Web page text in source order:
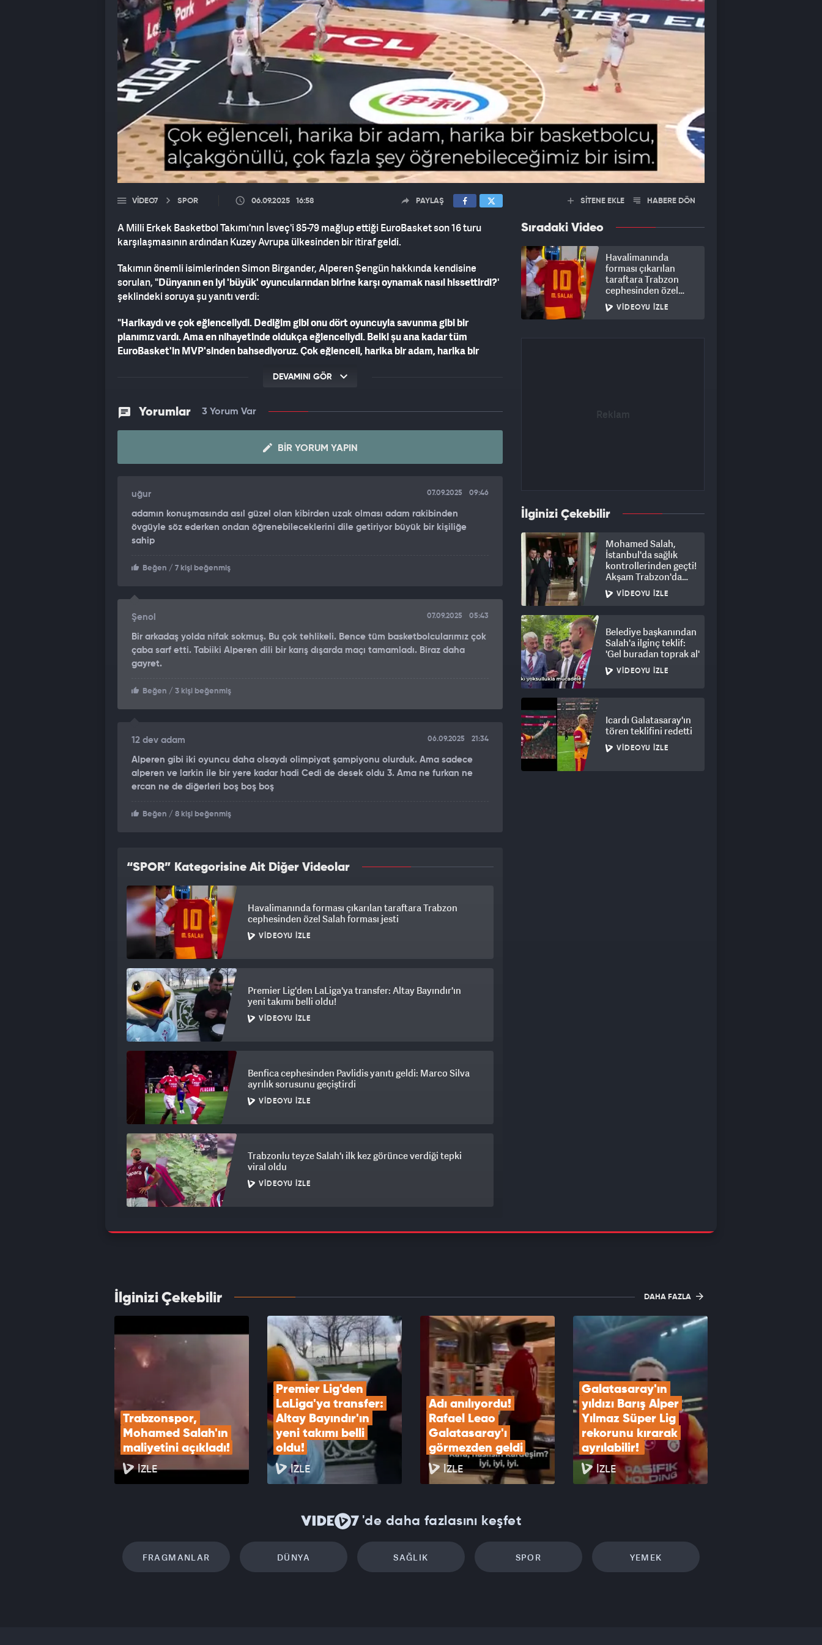
VIDEO7 SPOR 06.09.2025 16:58 PAYLAŞ
A Milli Erkek Basketbol Takımı'nın İsveç'i 85-79 mağlup ettiği EuroBasket son 16 turu
karşılaşmasının ardından Kuzey Avrupa ülkesinden bir itiraf geldi.
Takımın önemli isimlerinden Simon Birgander, Alperen Şengün hakkında kendisine
sorulan, "Dünyanın en iyi 'büyük' oyuncularından birine karşı oynamak nasıl hissettirdi?'
şeklindeki soruya şu yanıtı verdi:
"Harikaydı ve çok eğlenceliydi. Dediğim gibi onu dört oyuncuyla savunma gibi bir
planımız vardı. Ama en nihayetinde oldukça eğlenceliydi. Belki şu ana kadar tüm
EuroBasket'in MVP'sinden bahsediyoruz. Çok eğlenceli, harika bir adam, harika bir
Birgander, son dakikalara kadar Türkiye karşısında baskılı oynadıklarını belirtirken,
İsveç Milli Takımı'nın geleceğiyle ilgili mutlu olduğunu ifade etti:
Bir sonraki EuroBasket'te veya Dünya Şampiyonası'na kadar vaktimiz olduğunu
düşünüyorum, belki daha iyisini yapabiliriz.
katkı sağlayan isimler arasındaydı. 14 sayı, 13 ribaund, 4 asistlik istatistikle maçı
tamamladı.
Türkiye, çeyrek finalde Polonya - Bosna-Hersek maçının galibiyle kozlarını paylaşacak.
DEVAMINI GÖR
Yorumlar 3 Yorum Var
BIR YORUM YAPIN
uğur 07.09.2025 09:46
adamın konuşmasında asıl güzel olan kibirden uzak olması adam rakibinden
övgüyle söz ederken ondan öğrenebileceklerini dile getiriyor büyük bir kişiliğe
sahip
Beğen / 7 kişi beğenmiş
Şenol 07.09.2025 05:43
Bir arkadaş yolda nifak sokmuş. Bu çok tehlikeli. Bence tüm basketbolcularımız çok
çaba sarf etti. Tabiiki Alperen dili bir karış dışarda maçı tamamladı. Biraz daha
gayret.
Beğen / 3 kişi beğenmiş
12 dev adam 06.09.2025 21:34
Alperen gibi iki oyuncu daha olsaydı olimpiyat şampiyonu olurduk. Ama sadece
alperen ve larkin ile bir yere kadar hadi Cedi de desek oldu 3. Ama ne furkan ne
ercan ne de diğerleri boş boş boş
Beğen / 8 kişi beğenmiş
“SPOR” Kategorisine Ait Diğer Videolar
Havalimanında forması çıkarılan taraftara Trabzon
cephesinden özel Salah forması jesti
VIDEOYU İZLE
Premier Lig'den LaLiga'ya transfer: Altay Bayındır'ın
yeni takımı belli oldu!
VIDEOYU İZLE
Benfica cephesinden Pavlidis yanıtı geldi: Marco Silva
ayrılık sorusunu geçiştirdi
VIDEOYU İZLE
Trabzonlu teyze Salah'ı ilk kez görünce verdiği tepki
viral oldu
VIDEOYU İZLE
Galatasaray'ın yıldızı Barış Alper Yılmaz Süper Lig
rekorunu kırarak ayrılabilir!
VIDEOYU İZLE
SİTENE EKLE HABERE DÖN
Sıradaki Video
Havalimanında
forması çıkarılan
taraftara Trabzon
cephesinden özel
Salah forması jesti
VIDEOYU İZLE
İlginizi Çekebilir
Mohamed Salah,
İstanbul'da sağlık
kontrollerinden geçti!
Akşam Trabzon'da
olacak
VIDEOYU İZLE
Belediye başkanından
Salah'a ilginç teklif:
'Gel buradan toprak al'
VIDEOYU İZLE
Icardı Galatasaray'ın
tören teklifini redetti
VIDEOYU İZLE
İlginizi Çekebilir DAHA FAZLA
Trabzonspor,
Mohamed Salah'ın
maliyetini açıkladı!
İZLE
Premier Lig'den
LaLiga'ya transfer:
Altay Bayındır'ın
yeni takımı belli
oldu!
İZLE
Adı anılıyordu!
Rafael Leao
Galatasaray'ı
görmezden geldi
İZLE
Galatasaray'ın
yıldızı Barış Alper
Yılmaz Süper Lig
rekorunu kırarak
ayrılabilir!
İZLE
'de daha fazlasını keşfet
FRAGMANLAR DÜNYA SAĞLIK SPOR YEMEK